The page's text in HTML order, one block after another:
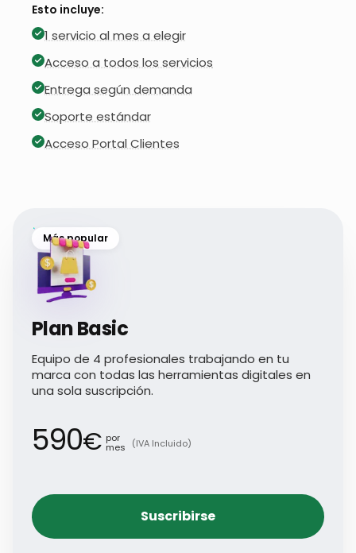
Esto incluye:
1 servicio al mes a elegir
Acceso a todos los servicios
Entrega según demanda
Soporte estándar
Acceso Portal Clientes
Más popular
Plan Basic
Equipo de 4 profesionales trabajando en tu
marca con todas las herramientas digitales en
una sola suscripción.
590€ por
mes (IVA Incluido)
Suscribirse